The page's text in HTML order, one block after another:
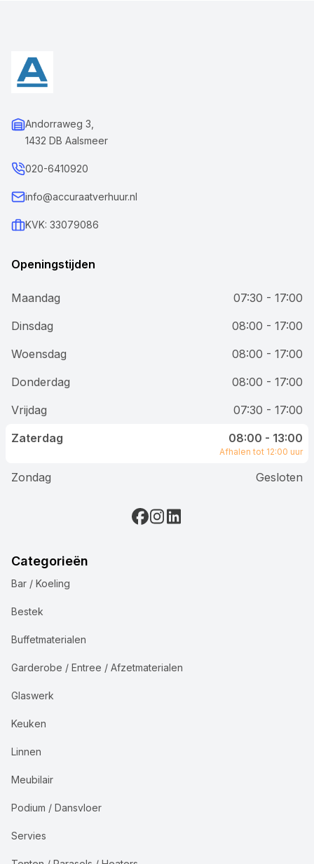
Andorraweg 3,
1432 DB Aalsmeer
020-6410920
info@accuraatverhuur.nl
KVK: 33079086
Openingstijden
Maandag
07:30 - 17:00
Dinsdag
08:00 - 17:00
Woensdag
08:00 - 17:00
Donderdag
08:00 - 17:00
Vrijdag
07:30 - 17:00
Zaterdag
08:00 - 13:00
Afhalen tot 12:00 uur
Zondag Gesloten
Categorieën
Bar / Koeling
Bestek
Buffetmaterialen
Garderobe / Entree / Afzetmaterialen
Glaswerk
Keuken
Linnen
Meubilair
Podium / Dansvloer
Servies